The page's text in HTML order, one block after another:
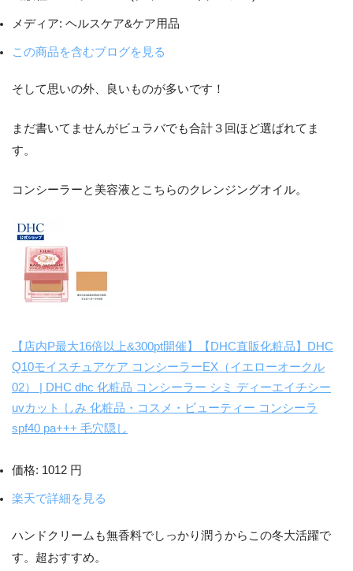
メディア: ヘルスケア&ケア用品
この商品を含むブログを見る
そして思いの外、良いものが多いです！
まだ書いてませんがビュラバでも合計３回ほど選ばれてま
す。
コンシーラーと美容液とこちらのクレンジングオイル。
【店内P最大16倍以上&300pt開催】【DHC直販化粧品】DHC
Q10モイスチュアケア コンシーラーEX（イエローオークル
02） | DHC dhc 化粧品 コンシーラー シミ ディーエイチシー
uvカット しみ 化粧品・コスメ・ビューティー コンシーラ
spf40 pa+++ 毛穴隠し
価格: 1012 円
楽天で詳細を見る
ハンドクリームも無香料でしっかり潤うからこの冬大活躍で
す。超おすすめ。